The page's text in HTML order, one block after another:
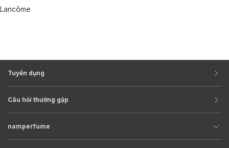
Lancôme
Tuyển dụng
Câu hỏi thường gặp
namperfume